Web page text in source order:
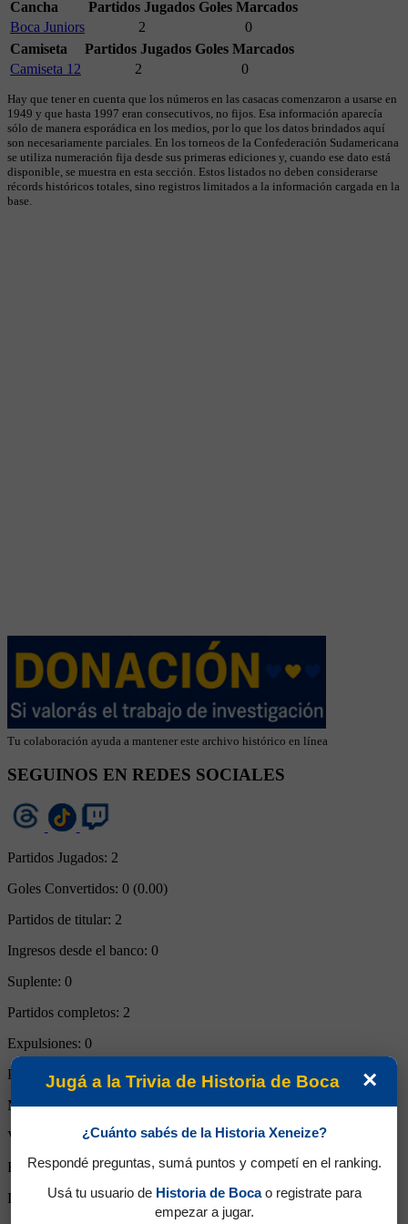
Cancha Partidos Jugados Goles Marcados
Boca Juniors
2
0
Camiseta
Partidos Jugados Goles Marcados
Camiseta 12
2 0
Hay que tener en cuenta que los números en las casacas comenzaron a usarse en
1949 y que hasta 1997 eran consecutivos, no fijos. Esa información aparecía
sólo de manera esporádica en los medios, por lo que los datos brindados aquí
son necesariamente parciales. En los torneos de la Confederación Sudamericana
se utiliza numeración fija desde sus primeras ediciones y, cuando ese dato está
disponible, se muestra en esta sección. Estos listados no deben considerarse
récords históricos totales, sino registros limitados a la información cargada en la
base.
Tu colaboración ayuda a mantener este archivo histórico en línea
SEGUINOS EN REDES SOCIALES
Partidos Jugados: 2
Goles Convertidos: 0 (0.00)
Partidos de titular: 2
Ingresos desde el banco: 0
Suplente: 0
Partidos completos: 2
Expulsiones: 0
Partidos reemplazado: 0
Minutos Disputados:180
Victorias:
Empates:0
Derrotas:1
×
Jugá a la Trivia de Historia de Boca
¿Cuánto sabés de la Historia Xeneize?
Respondé preguntas, sumá puntos y competí en el ranking.
Usá tu usuario de Historia de Bocao registrate para
empezar a jugar.